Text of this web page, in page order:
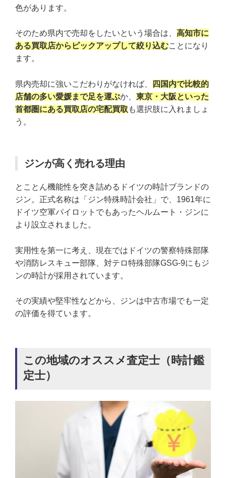
色があります。
そのため県内で売却をしたいという場合は、 高知市に
ある買取店からピックアップして絞り込むことになり
ます。
県内売却に強いこだわりがなければ、
四国内で比較的
店舗の多い愛媛まで足を運ぶか、 東京・大阪といった
首都圏にある買取店の宅配買取 も選択肢に入れましょ
う。
ジンが高く売れる理由
とことん機能性を突き詰めるドイツの時計ブランドの
ジン。正式名称は「ジン特殊時計会社」で、1961年に
ドイツ空軍パイロットでもあったヘルムート・ジンに
より設立されました。
実用性を第一に考え、現在ではドイツの警察特殊部隊
や消防レスキュー部隊、対テロ特殊部隊GSG-9にもジ
ンの時計が採用されています。
その実績や堅牢性などから、ジンは中古市場でも一定
の評価を得ています。
この地域のオススメ査定士（時計鑑
定士）